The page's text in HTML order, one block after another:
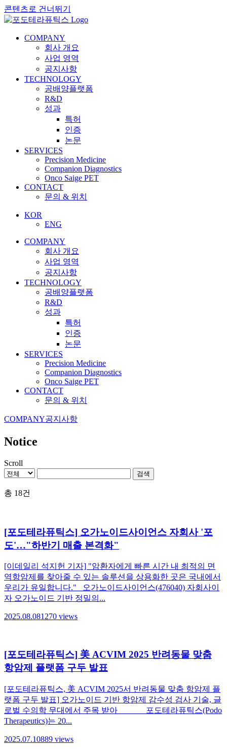
콘텐츠로 건너뛰기
COMPANY
회사 개요
사업 영역
공지사항
TECHNOLOGY
공배양플랫폼
R&D
성과
특허
인증
논문
SERVICES
Precision Medicine
Companion Diagnostics
Onco Saige PET
CONTACT
문의 & 위치
KOR
ENG
COMPANY
회사 개요
사업 영역
공지사항
TECHNOLOGY
공배양플랫폼
R&D
성과
특허
인증
논문
SERVICES
Precision Medicine
Companion Diagnostics
Onco Saige PET
CONTACT
문의 & 위치
COMPANY공지사항
Notice
Scroll
검색
총 18건
[포도테라퓨틱스] 오가노이드사이언스 자회사 '포
도'…"하반기 매출 본격화"
[이데일리 석지헌 기자] "암환자에게 빠른 시간 내 최적의 면
역항암제를 찾아줄 수 있는 솔루션을 상용화한 곳은 국내에서
우리가 유일합니다." 오가노이드사이언스(476040) 자회사이
자 오가노이드 기반 정밀의...
2025.08.081270 views
[포도테라퓨틱스] 美 ACVIM 2025 반려동물 맞춤
항암제 플랫폼 구두 발표
[포도테라퓨틱스, 美 ACVIM 2025서 반려동물 맞춤 항암제 플
랫폼 구두 발표] 오가노이드 기반 항암제 감수성 검사 기술, 글
로벌 수의학 무대에서 주목 받아 포도테라퓨틱스(Podo
Therapeutics)는 20...
2025.07.10889 views